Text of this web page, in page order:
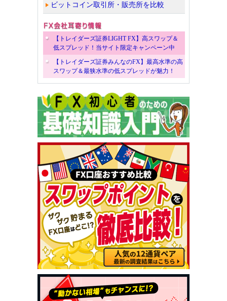
ビットコイン取引所・販売所を比較
【トレイダーズ証券LIGHT FX】高スワップ＆
低スプレッド！当サイト限定キャンペーン中
【トレイダーズ証券みんなのFX】最高水準の高
スワップ＆最狭水準の低スプレッドが魅力！